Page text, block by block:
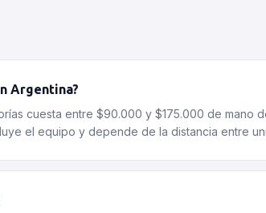
Argentina?
cuesta entre $90.000 y $175.000 de mano
el equipo y depende de la distancia entre